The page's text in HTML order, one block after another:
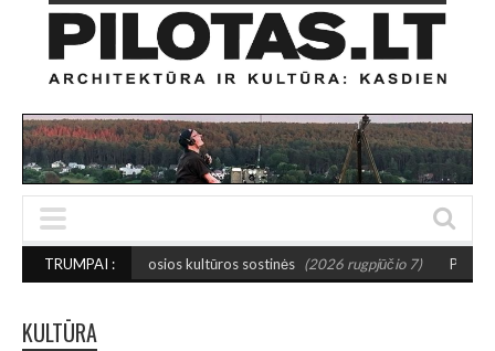
TRUMPAI :
kultūros sostinės (2026 rugpjūčio 7) PUSIAUSVYROS
KULTŪRA